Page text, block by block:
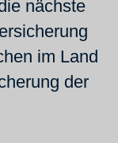
nächste
im Land
der